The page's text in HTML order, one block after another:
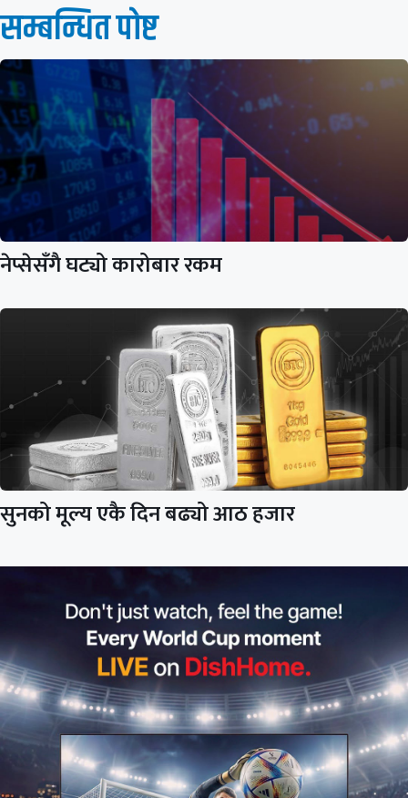
सम्बन्धित पाेष्ट
नेप्सेसँगै घट्यो कारोबार रकम
सुनको मूल्य एकै दिन बढ्यो आठ हजार